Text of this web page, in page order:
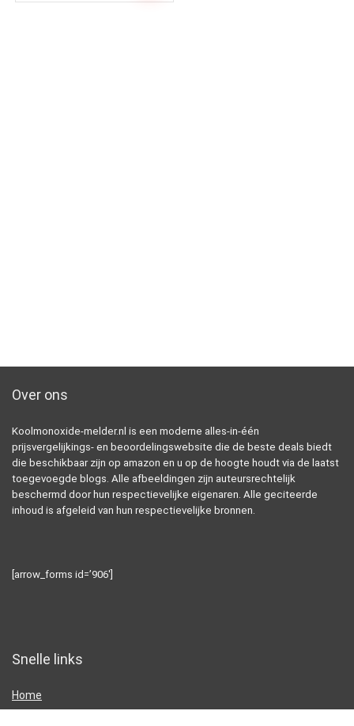
Over ons
Koolmonoxide-melder.nl is een moderne alles-in-één
prijsvergelijkings- en beoordelingswebsite die de beste deals biedt
die beschikbaar zijn op amazon en u op de hoogte houdt via de laatst
toegevoegde blogs. Alle afbeeldingen zijn auteursrechtelijk
beschermd door hun respectievelijke eigenaren. Alle geciteerde
inhoud is afgeleid van hun respectievelijke bronnen.
[arrow_forms id=’906′]
Snelle links
Home